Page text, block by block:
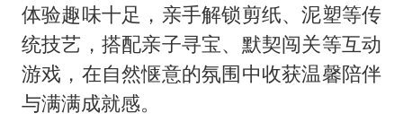
体验趣味十足，亲手解锁剪纸、泥塑等传
统技艺，搭配亲子寻宝、默契闯关等互动
游戏，在自然惬意的氛围中收获温馨陪伴
与满满成就感。